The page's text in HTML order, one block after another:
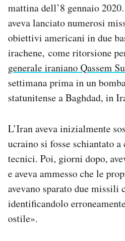
mattina dell’8 gennaio
aveva lanciato numerosi
obiettivi americani in due
irachene, come ritorsione
generale iraniano Qassem
settimana prima in un
statunitense a Baghdad, in
L’Iran aveva inizialmente
ucraino si fosse schiantato
tecnici. Poi, giorni dopo,
e aveva ammesso che le
avevano sparato due missili
identificandolo
ostile».